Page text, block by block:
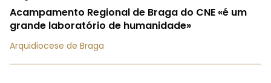
Acampamento Regional de Braga do CNE «é um
grande laboratório de humanidade»
Arquidiocese de Braga